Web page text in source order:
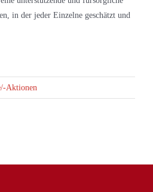
in der jeder Einzelne geschätzt und
Aktionen